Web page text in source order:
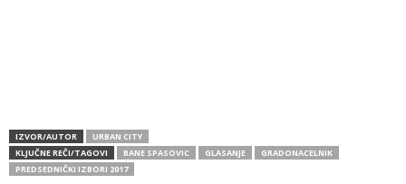
IZVOR/AUTOR
URBAN CITY
KLJUČNE REČI/TAGOVI
BANE SPASOVIC GLASANJE
GRADONACELNIK
PREDSEDNIČKI IZBORI 2017